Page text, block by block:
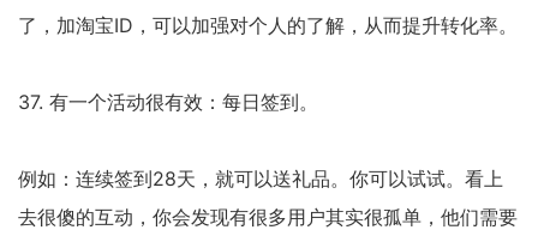
了，加淘宝ID，可以加强对个人的了解，从而提升转化率。
37. 有一个活动很有效：每日签到。
例如：连续签到28天，就可以送礼品。你可以试试。看上
去很傻的互动，你会发现有很多用户其实很孤单，他们需要